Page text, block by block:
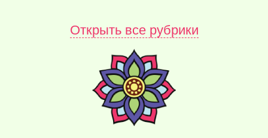
Открыть все рубрики